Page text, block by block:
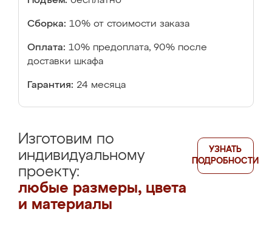
Сборка: 10% от стоимости заказа
Оплата: 10% предоплата, 90% после
доставки шкафа
Гарантия: 24 месяца
Изготовим по
индивидуальному
проекту:
любые размеры, цвета
и материалы
УЗНАТЬ
ПОДРОБНОСТИ